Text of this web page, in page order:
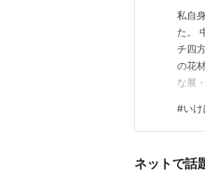
私自
た。
チ四
の花
な展
子に
の形
#い
ネットで話